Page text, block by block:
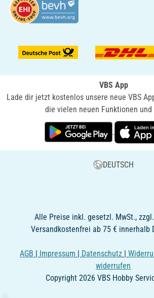
VBS App
Lade dir jetzt kostenlos unsere neue VBS
die vielen neuen Funktionen
DEUTSCH
Alle Preise inkl. gesetzl. MwSt.,
Versandkostenfrei ab 75 € innerhalb
AGB | Impressum | Datenschutz |
widerrufen
Copyright 2026 VBS Hobby